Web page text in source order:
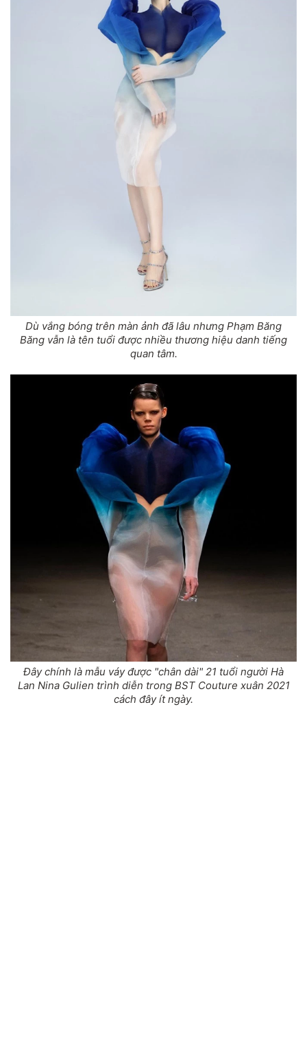
Dù vắng bóng trên màn ảnh đã lâu nhưng Phạm Băng
Băng vẫn là tên tuổi được nhiều thương hiệu danh tiếng
quan tâm.
Đây chính là mẫu váy được "chân dài" 21 tuổi người Hà
Lan Nina Gulien trình diễn trong BST Couture xuân 2021
cách đây ít ngày.